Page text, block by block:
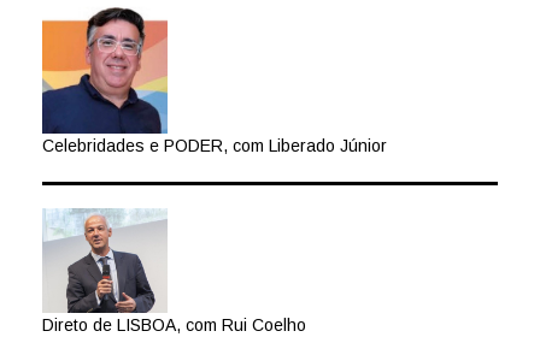
Celebridades e PODER, com Liberado Júnior
Direto de LISBOA, com Rui Coelho